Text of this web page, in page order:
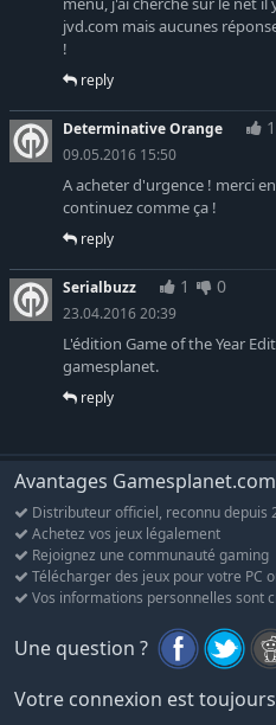
jvd.com mais aucunes
!
reply
Determinative Orange 1
09.05.2016 15:50
A acheter d'urgence ! merci
continuez comme ça !
reply
Serialbuzz 1 0
23.04.2016 20:39
L'édition Game of the Year
gamesplanet.
reply
Avantages Gamesplanet.com
Distributeur officiel, reconnu depuis
Achetez vos jeux légalement
Rejoignez une communauté gaming
Télécharger des jeux pour votre PC
Vos informations personnelles sont
Une question ?
Votre connexion est